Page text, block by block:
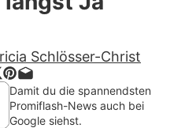
& Serien
& Liebe
Exklusiv
Schlösser-Christ
Damit du die spannendsten
Promiflash-News auch bei
Google siehst.